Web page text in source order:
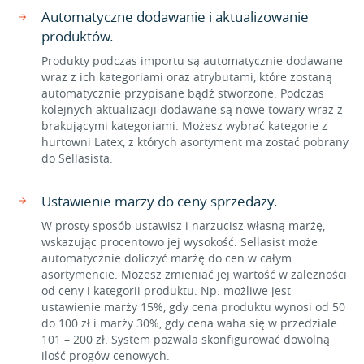
Automatyczne dodawanie i aktualizowanie
produktów.
Produkty podczas importu są automatycznie dodawane
wraz z ich kategoriami oraz atrybutami, które zostaną
automatycznie przypisane bądź stworzone. Podczas
kolejnych aktualizacji dodawane są nowe towary wraz z
brakującymi kategoriami. Możesz wybrać kategorie z
hurtowni Latex, z których asortyment ma zostać pobrany
do Sellasista.
Ustawienie marży do ceny sprzedaży.
W prosty sposób ustawisz i narzucisz własną marżę,
wskazując procentowo jej wysokość. Sellasist może
automatycznie doliczyć marżę do cen w całym
asortymencie. Możesz zmieniać jej wartość w zależności
od ceny i kategorii produktu. Np. możliwe jest
ustawienie marży 15%, gdy cena produktu wynosi od 50
do 100 zł i marży 30%, gdy cena waha się w przedziale
101 – 200 zł. System pozwala skonfigurować dowolną
ilość progów cenowych.